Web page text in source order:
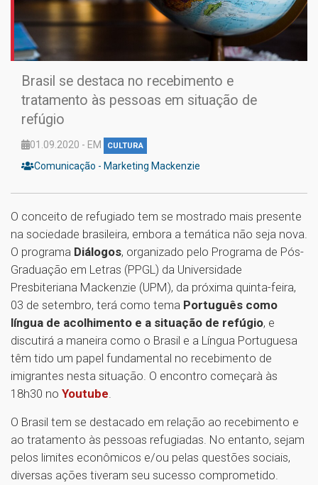
Brasil se destaca no recebimento e
tratamento às pessoas em situação de
refúgio
01.09.2020 - EM CULTURA
Comunicação - Marketing Mackenzie
O conceito de refugiado tem se mostrado mais presente
na sociedade brasileira, embora a temática não seja nova.
O programa Diálogos, organizado pelo Programa de Pós-
Graduação em Letras (PPGL) da Universidade
Presbiteriana Mackenzie (UPM), da próxima quinta-feira,
03 de setembro, terá como tema Português como
língua de acolhimento e a situação de refúgio, e
discutirá a maneira como o Brasil e a Língua Portuguesa
têm tido um papel fundamental no recebimento de
imigrantes nesta situação. O encontro começarà às
18h30 no Youtube.
O Brasil tem se destacado em relação ao recebimento e
ao tratamento às pessoas refugiadas. No entanto, sejam
pelos limites econômicos e/ou pelas questões sociais,
diversas ações tiveram seu sucesso comprometido.